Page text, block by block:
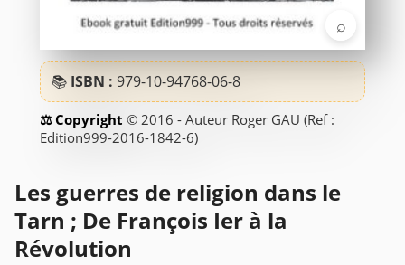
⌕
📚 ISBN : 979-10-94768-06-8
© 2016 - Auteur Roger GAU (Ref :
Edition999-2016-1842-6)
Les guerres de religion dans le
Tarn ; De François Ier à la
Révolution